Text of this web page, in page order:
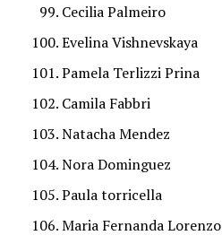
Cecilia Palmeiro
Evelina Vishnevskaya
Pamela Terlizzi Prina
Camila Fabbri
Natacha Mendez
Nora Dominguez
Paula torricella
Maria Fernanda Lorenzo